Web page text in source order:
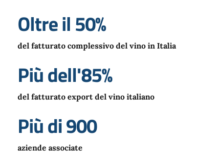
Oltre il 50%
del fatturato complessivo del vino in Italia
Più dell'85%
del fatturato export del vino italiano
Più di 900
aziende associate